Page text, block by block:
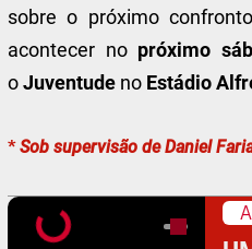
sobre o próximo
acontecer no próximo
oJuventude no Estádio
*Sob supervisão de Daniel